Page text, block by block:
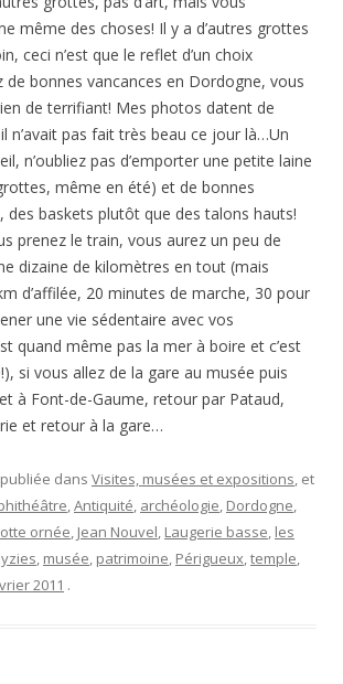
même des choses! Il y a d’autres grottes
ceci n’est que le reflet d’un choix
de bonnes vancances en Dordogne, vous
de terrifiant! Mes photos datent de
n’avait pas fait très beau ce jour là…Un
n’oubliez pas d’emporter une petite laine
même en été) et de bonnes
des baskets plutôt que des talons hauts!
prenez le train, vous aurez un peu de
dizaine de kilomètres en tout (mais
d’affilée, 20 minutes de marche, 30 pour
une vie sédentaire avec vos
quand même pas la mer à boire et c’est
si vous allez de la gare au musée puis
à Font-de-Gaume, retour par Pataud,
et retour à la gare…
dans Visites, musées et expositions, et
,Antiquité, archéologie, Dordogne,
ornée, Jean Nouvel, Laugerie basse, les
, musée, patrimoine, Périgueux,temple,
2011 .